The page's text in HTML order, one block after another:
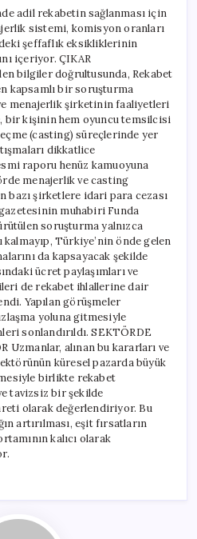
İnceleme
Altında
için
adil rekabetin sağlanması için
sistemi, komisyon oranları
şeffaflık eksikliklerinin
içeriyor. ÇIKAR
bilgiler doğrultusunda, Rekabet
kapsamlı bir soruşturma
menajerlik şirketinin faaliyetleri
bir kişinin hem oyuncu temsilcisi
(casting) süreçlerinde yer
dikkatlice
raporu henüz kamuoyuna
menajerlik ve casting
şirketlere idari para cezası
muhabiri Funda
soruşturma yalnızca
Türkiye’nin önde gelen
da kapsayacak şekilde
ücret paylaşımları ve
de rekabet ihlallerine dair
Yapılan görüşmeler
yoluna gitmesiyle
sonlandırıldı. SEKTÖRDE
Uzmanlar, alınan bu kararları ve
küresel pazarda büyük
birlikte rekabet
tavizsiz bir şekilde
olarak değerlendiriyor. Bu
artırılması, eşit fırsatların
kalıcı olarak